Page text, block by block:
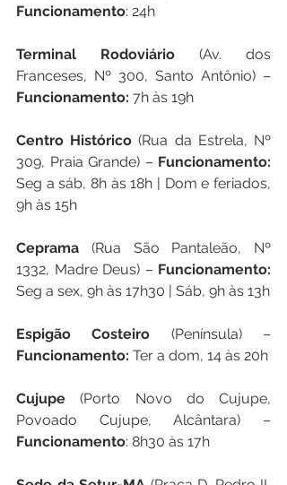
Funcionamento: 24h
Terminal Rodoviário (Av. dos
Franceses, Nº 300, Santo Antônio) –
Funcionamento: 7h às 19h
Centro Histórico (Rua da Estrela, Nº
309, Praia Grande) – Funcionamento:
Seg a sáb, 8h às 18h | Dom e feriados,
9h às 15h
Ceprama (Rua São Pantaleão, Nº
1332, Madre Deus) – Funcionamento:
Seg a sex, 9h às 17h30 | Sáb, 9h às 13h
Espigão Costeiro
Funcionamento: Ter a dom, 14 às 20h
Cujupe (Porto Novo do Cujupe,
Funcionamento: 8h30 às 17h